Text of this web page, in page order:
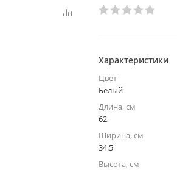
Характеристики
Цвет
Белый
Длина, см
62
Ширина, см
34.5
Высота, см